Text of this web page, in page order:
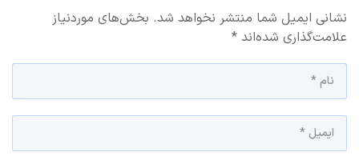
نشانی ایمیل شما منتشر نخواهد شد. بخش‌های موردنیاز
علامت‌گذاری شده‌اند *